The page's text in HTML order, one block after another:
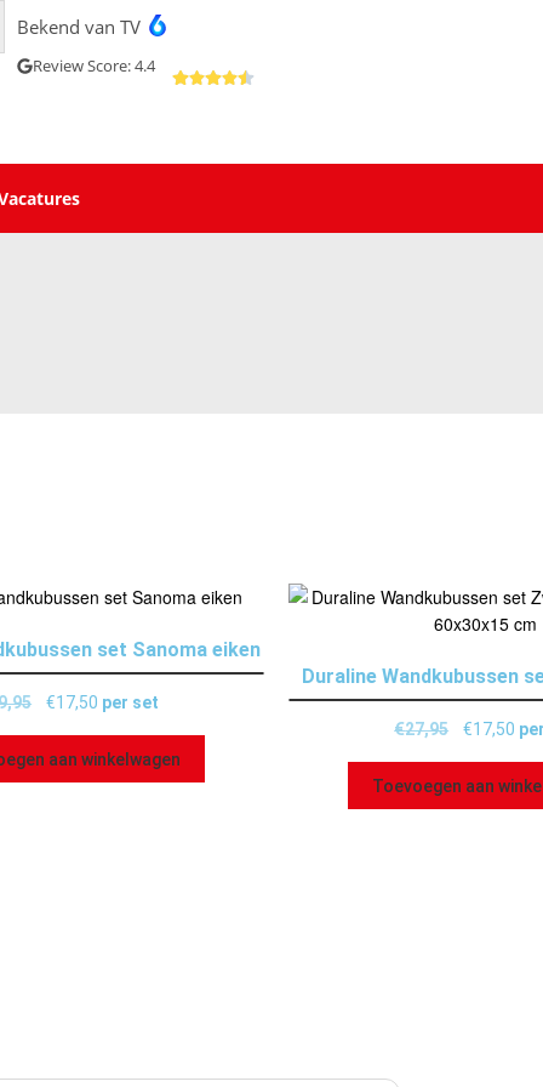
Bekend van TV
Review Score: 4.4
set Sanoma eiken
€17,50 per set
aan winkelwagen
Duraline Wandkubussen
€27,95 €17,50
Toevoegen aan